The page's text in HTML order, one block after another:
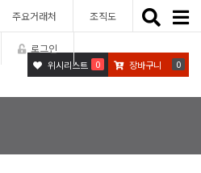
주요거래처 조직도
로그인
Toggle
위시리스트 0 장바구니 0